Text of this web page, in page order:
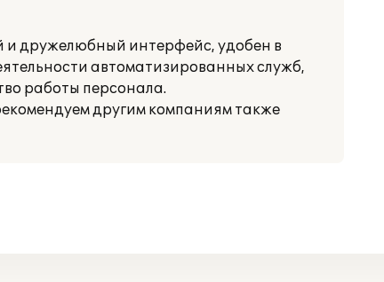
и дружелюбный интерфейс, удобен в
автоматизированных служб,
работы персонала.
другим компаниям также